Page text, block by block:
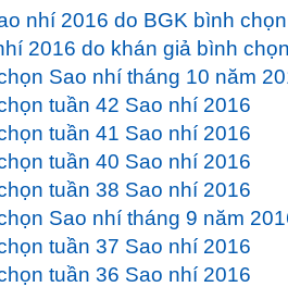
nhí 2016 do BGK bình chọn
2016 do khán giả bình
Sao nhí tháng 10 năm
tuần 42 Sao nhí 2016
tuần 41 Sao nhí 2016
tuần 40 Sao nhí 2016
tuần 38 Sao nhí 2016
Sao nhí tháng 9 năm
tuần 37 Sao nhí 2016
tuần 36 Sao nhí 2016